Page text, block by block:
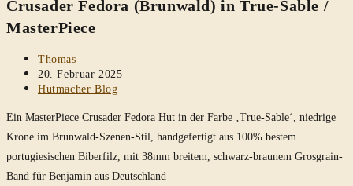
durchsuchen
Crusader Fedora (Brunwald) in True-Sable /
MasterPiece
Beitrags-
Autor:
Thomas
Beitrag
veröffentlicht:
20. Februar 2025
Beitrags-
Hutmacher Blog
Ein MasterPiece Crusader Fedora Hut in der Farbe ‚True-Sable‘, niedrige
Krone im Brunwald-Szenen-Stil, handgefertigt aus 100% bestem
portugiesischen Biberfilz, mit 38mm breitem, schwarz-braunem Grosgrain-
Band für Benjamin aus Deutschland